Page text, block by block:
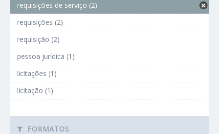
requisições de serviço (2)
requisições (2)
requisição (2)
pessoa jurídica (1)
licitações (1)
licitação (1)
FORMATOS